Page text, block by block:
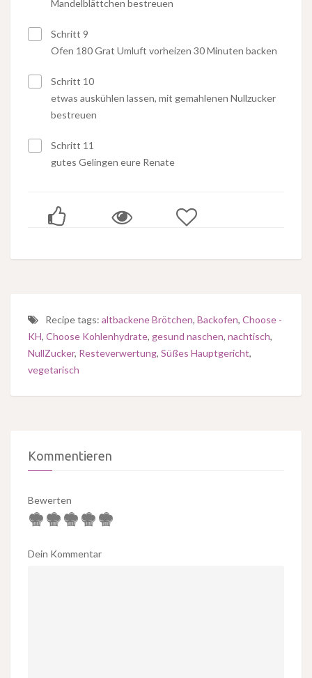
Mandelblättchen bestreuen
Schritt 9
Ofen 180 Grat Umluft vorheizen 30 Minuten backen
Schritt 10
etwas auskühlen lassen, mit gemahlenen Nullzucker
bestreuen
Schritt 11
gutes Gelingen eure Renate
Recipe tags: altbackene Brötchen, Backofen, Choose -
KH, Choose Kohlenhydrate, gesund naschen, nachtisch,
NullZucker, Resteverwertung, Süßes Hauptgericht,
vegetarisch
Kommentieren
Bewerten
Dein Kommentar